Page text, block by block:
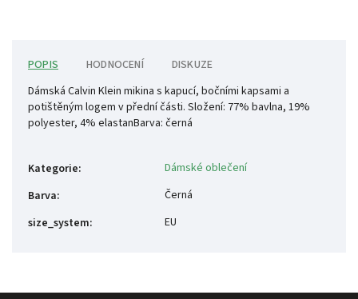
POPIS HODNOCENÍ
DISKUZE
Dámská Calvin Klein mikina s kapucí, bočními kapsami a
potištěným logem v přední části. Složení: 77% bavlna, 19%
polyester, 4% elastanBarva: černá
Kategorie:
Dámské oblečení
Barva:
Černá
size_system: EU